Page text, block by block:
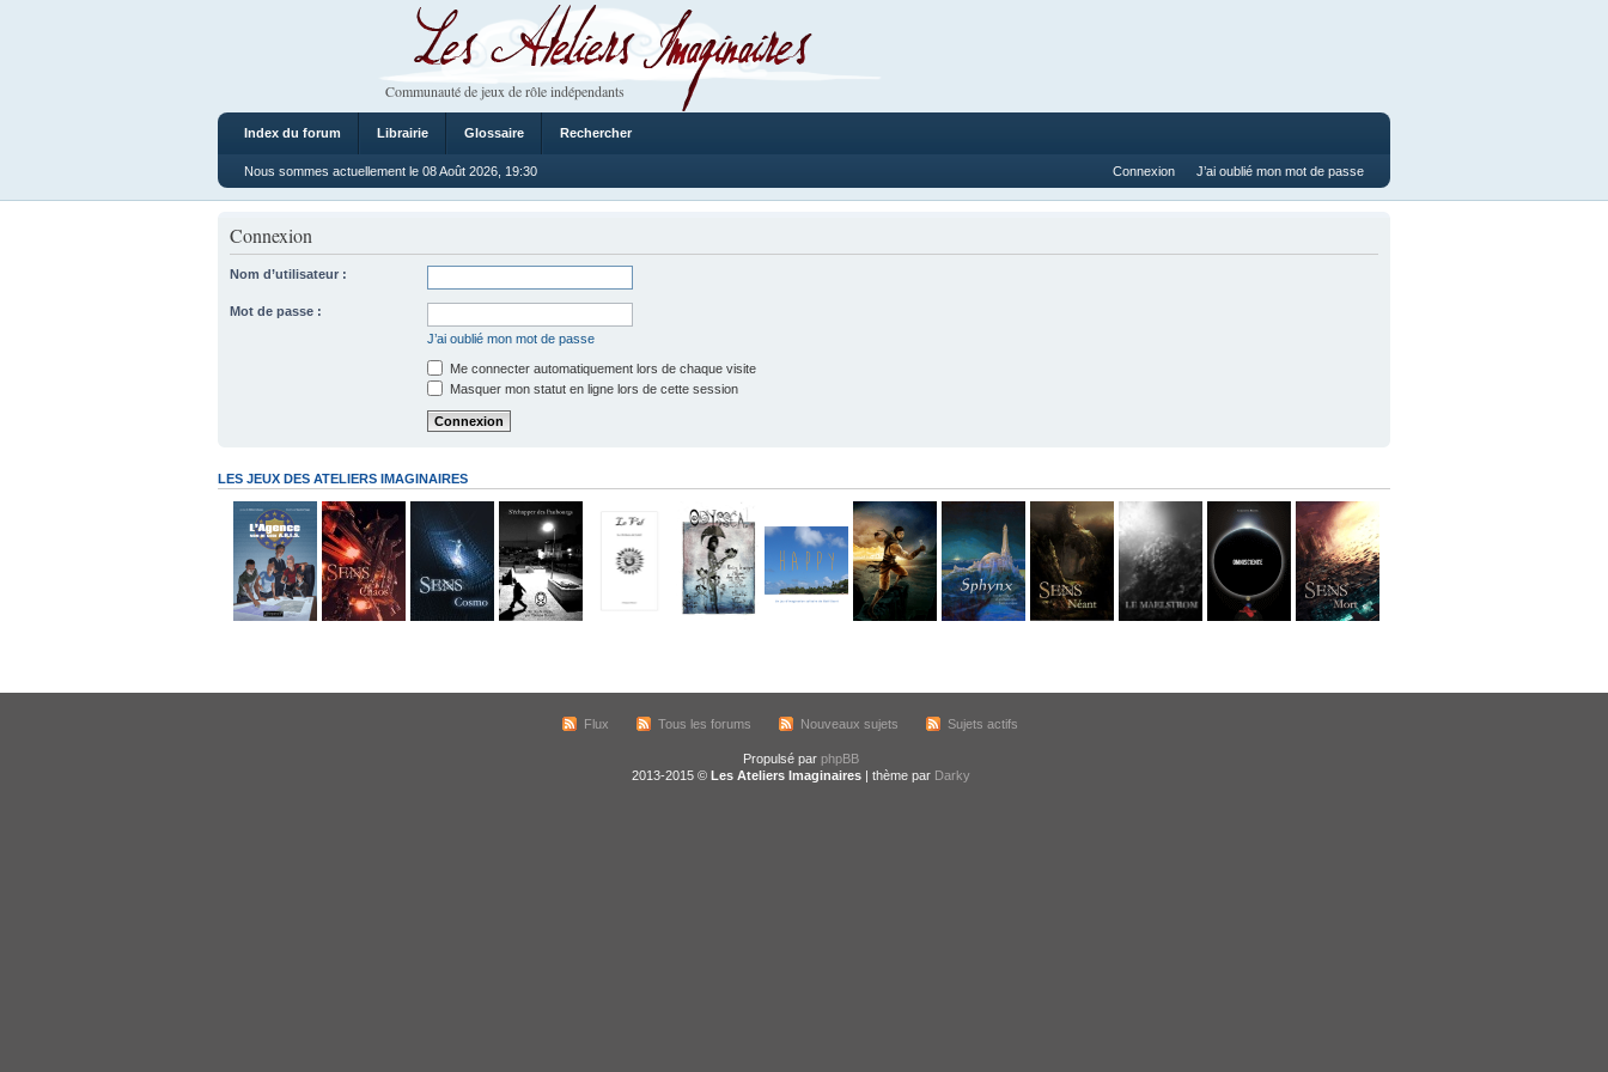
Les Ateliers Imaginaires
Communauté de jeux de rôle indépendants
Index du forum Librairie Glossaire Rechercher
Nous sommes actuellement le 08 Août 2026, 19:30 Connexion J’ai oublié mon mot de passe
Connexion
Nom d’utilisateur :
Mot de passe :
J’ai oublié mon mot de passe
Me connecter automatiquement lors de chaque visite
Masquer mon statut en ligne lors de cette session
LES JEUX DES ATELIERS IMAGINAIRES
Flux Tous les forums Nouveaux sujets Sujets actifs
Propulsé par phpBB
2013-2015 © Les Ateliers Imaginaires | thème par Darky